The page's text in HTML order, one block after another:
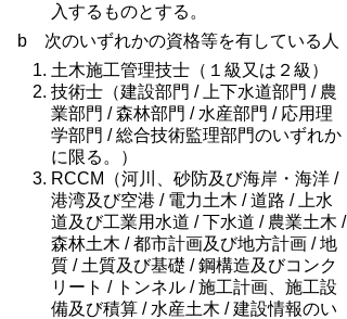
入するものとする。
b 次のいずれかの資格等を有している人
土木施工管理技士（１級又は２級）
技術士（建設部門 / 上下水道部門 / 農
業部門 / 森林部門 / 水産部門 / 応用理
学部門 / 総合技術監理部門のいずれか
に限る。）
RCCM（河川、砂防及び海岸・海洋 /
港湾及び空港 / 電力土木 / 道路 / 上水
道及び工業用水道 / 下水道 / 農業土木 /
森林土木 / 都市計画及び地方計画 / 地
質 / 土質及び基礎 / 鋼構造及びコンク
リート / トンネル / 施工計画、施工設
備及び積算 / 水産土木 / 建設情報のい